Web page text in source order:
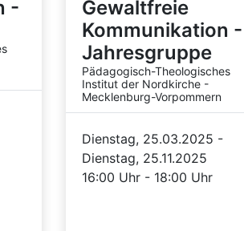
-
Gewaltfreie
Kommunikation -
Jahresgruppe
Pädagogisch-Theologisches
Institut der Nordkirche -
Mecklenburg-Vorpommern
Dienstag, 25.03.2025 -
Dienstag, 25.11.2025
16:00 Uhr - 18:00 Uhr